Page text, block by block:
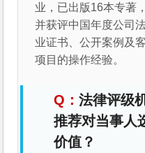
业，已出版16本专著
并获评中国年度公司
业证书、公开案例及
项目的操作经验。
法律评级
推荐对当事人
价值？